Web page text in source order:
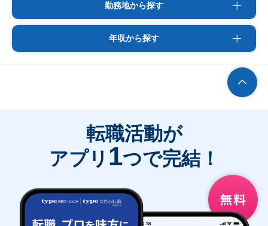
勤務地から探す
年収から探す
転職活動が
アプリ 1つで完結！